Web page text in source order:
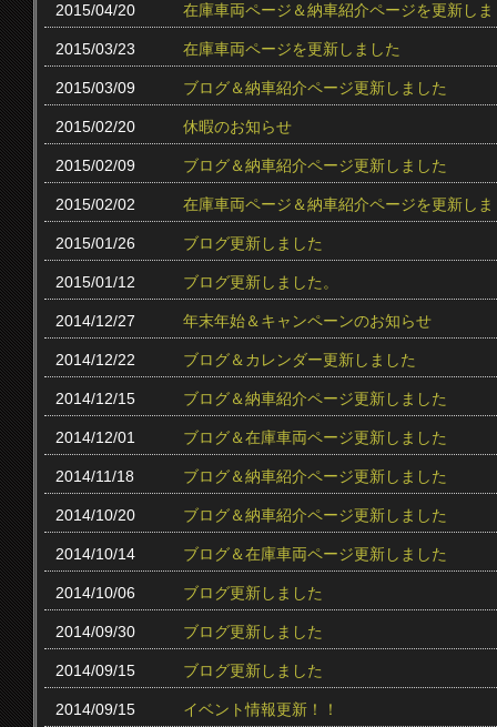
2015/04/20 在庫車両ページ＆納車紹介ページを更新し
2015/03/23 在庫車両ページを更新しました
2015/03/09 ブログ＆納車紹介ページ更新しました
2015/02/20 休暇のお知らせ
2015/02/09 ブログ＆納車紹介ページ更新しました
2015/02/02 在庫車両ページ＆納車紹介ページを更新し
2015/01/26 ブログ更新しました
2015/01/12 ブログ更新しました。
2014/12/27 年末年始＆キャンペーンのお知らせ
2014/12/22 ブログ＆カレンダー更新しました
2014/12/15 ブログ＆納車紹介ページ更新しました
2014/12/01 ブログ＆在庫車両ページ更新しました
2014/11/18 ブログ＆納車紹介ページ更新しました
2014/10/20 ブログ＆納車紹介ページ更新しました
2014/10/14 ブログ＆在庫車両ページ更新しました
2014/10/06 ブログ更新しました
2014/09/30 ブログ更新しました
2014/09/15 ブログ更新しました
2014/09/15 イベント情報更新！！